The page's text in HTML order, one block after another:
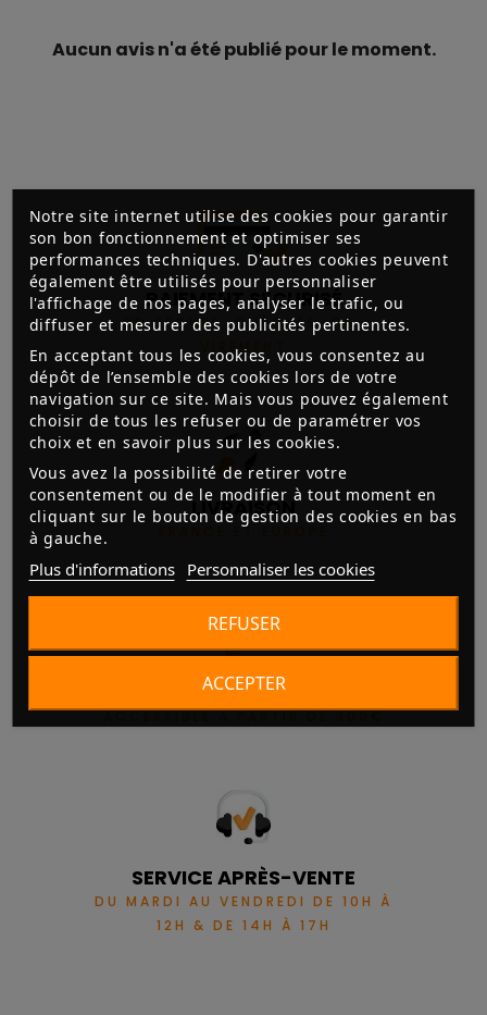
Notre site internet utilise des cookies pour garantir
son bon fonctionnement et optimiser ses
performances techniques. D'autres cookies peuvent
également être utilisés pour personnaliser
l'affichage de nos pages, analyser le trafic, ou
diffuser et mesurer des publicités pertinentes.
En acceptant tous les cookies, vous consentez au
dépôt de l’ensemble des cookies lors de votre
navigation sur ce site. Mais vous pouvez également
choisir de tous les refuser ou de paramétrer vos
choix et en savoir plus sur les cookies.
Vous avez la possibilité de retirer votre
consentement ou de le modifier à tout moment en
cliquant sur le bouton de gestion des cookies en bas
à gauche.
Plus d'informations Personnaliser les cookies
REFUSER
ACCEPTER
Aucun avis n'a été publié pour le moment.
PAIEMENT SÉCURISÉ
3D SECURE, CHÈQUES, CB,
VIREMENT
LIVRAISON
FRANCE ET EUROPE
3X SANS FRAIS
ACCESSIBLE À PARTIR DE 300€
SERVICE APRÈS-VENTE
DU MARDI AU VENDREDI DE 10H À
12H & DE 14H À 17H